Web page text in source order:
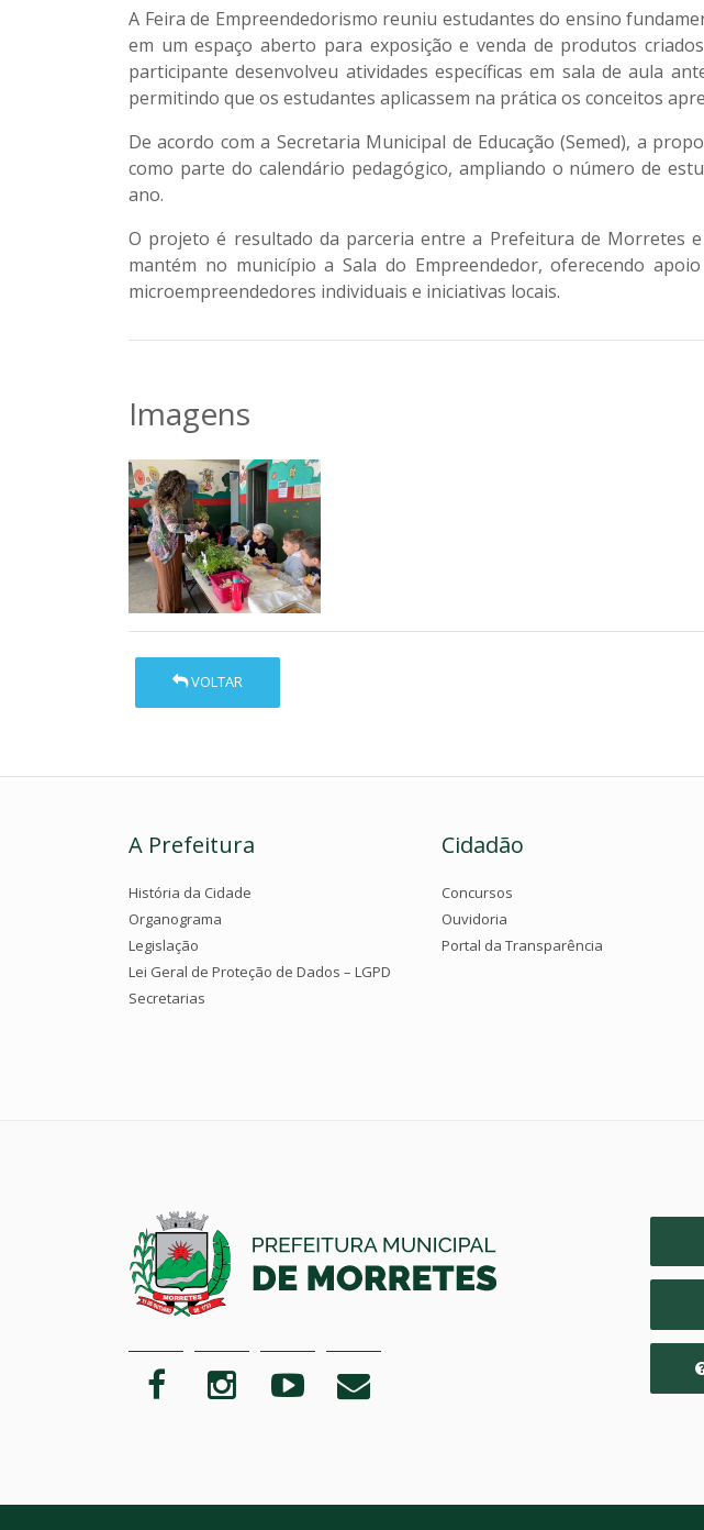
A Feira de Empreendedorismo reuniu estudantes do ensino
em um espaço aberto para exposição e venda de produtos
participante desenvolveu atividades específicas em sala de aula
permitindo que os estudantes aplicassem na prática os conceitos
De acordo com a Secretaria Municipal de Educação (Semed), a
como parte do calendário pedagógico, ampliando o número de
ano.
O projeto é resultado da parceria entre a Prefeitura de Morretes e
mantém no município a Sala do Empreendedor, oferecendo
microempreendedores individuais e iniciativas locais.
Imagens
VOLTAR
A Prefeitura
História da Cidade
Organograma
Legislação
Lei Geral de Proteção de Dados – LGPD
Secretarias
Cidadão
Concursos
Ouvidoria
Portal da Transparência